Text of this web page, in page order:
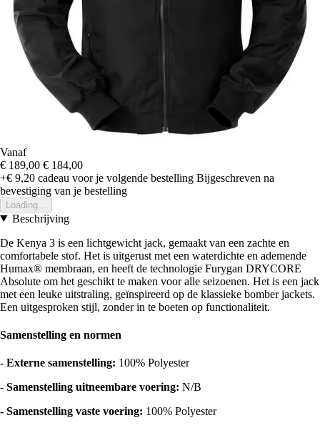
Vanaf
€ 189,00 € 184,00
+€ 9,20 cadeau voor je volgende bestelling Bijgeschreven na
bevestiging van je bestelling
Loading...
Beschrijving
De Kenya 3 is een lichtgewicht jack, gemaakt van een zachte en
comfortabele stof. Het is uitgerust met een waterdichte en ademende
Humax® membraan, en heeft de technologie Furygan DRYCORE
Absolute om het geschikt te maken voor alle seizoenen. Het is een jack
met een leuke uitstraling, geïnspireerd op de klassieke bomber jackets.
Een uitgesproken stijl, zonder in te boeten op functionaliteit.
Samenstelling en normen
- Externe samenstelling: 100% Polyester
- Samenstelling uitneembare voering: N/B
- Samenstelling vaste voering: 100% Polyester